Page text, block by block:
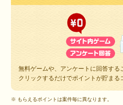
無料ゲームや、アンケートに回答する
クリックするだけでポイントが貯まる
※ もらえるポイントは案件毎に異なります。